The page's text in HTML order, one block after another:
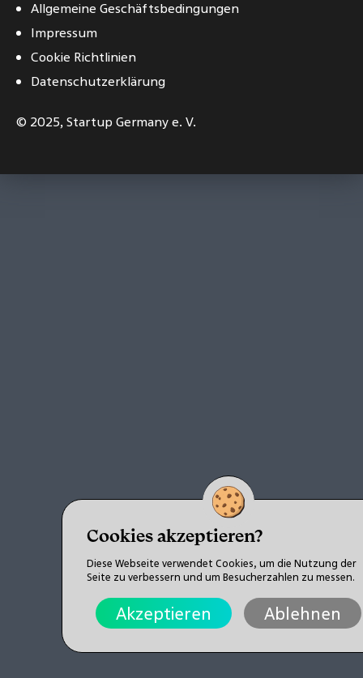
Allgemeine Geschäftsbedingungen
Impressum
Cookie Richtlinien
Datenschutzerklärung
© 2025,Startup Germany e. V.
Cookies akzeptieren?
Diese Webseite verwendet Cookies, um die Nutzung der
Seite zu verbessern und um Besucherzahlen zu messen.
Akzeptieren Ablehnen